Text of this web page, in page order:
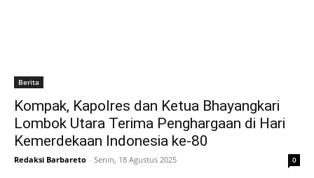
Berita
Kompak, Kapolres dan Ketua Bhayangkari
Lombok Utara Terima Penghargaan di Hari
Kemerdekaan Indonesia ke-80
Redaksi Barbareto - Senin, 18 Agustus 2025 0